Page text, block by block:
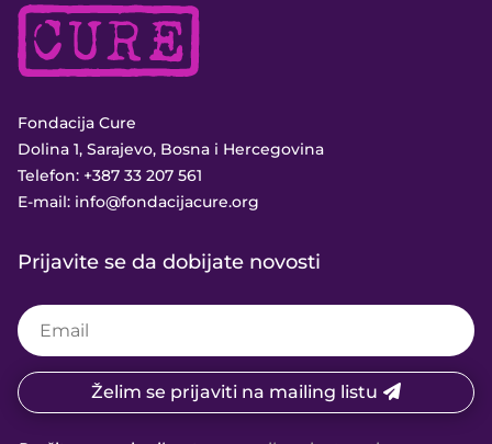
Fondacija Cure
Dolina 1, Sarajevo, Bosna i Hercegovina
Telefon: +387 33 207 561
E-mail: info@fondacijacure.org
Prijavite se da dobijate novosti
Želim se prijaviti na mailing listu